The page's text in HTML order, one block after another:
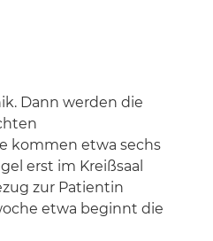
Dann werden die
kommen etwa sechs
erst im Kreißsaal
zur Patientin
etwa beginnt die